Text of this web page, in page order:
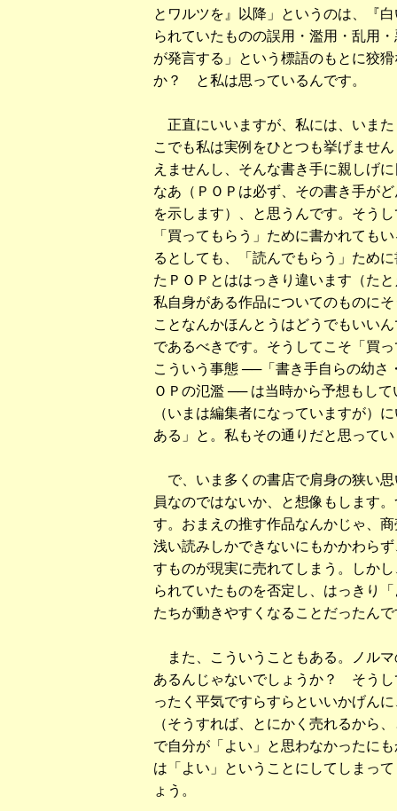
とワルツを』以降」というのは、『
られていたものの誤用・濫用・乱用
が発言する」という標語のもとに狡
か？ と私は思っているんです。
正直にいいますが、私には、いま
こでも私は実例をひとつも挙げませ
えませんし、そんな書き手に親しげ
なあ（ＰＯＰは必ず、その書き手が
を示します）、と思うんです。そう
「買ってもらう」ために書かれても
るとしても、「読んでもらう」ため
たＰＯＰとははっきり違います（た
私自身がある作品についてのものに
ことなんかほんとうはどうでもいい
であるべきです。そうしてこそ「買
こういう事態 ──「書き手自らの幼さ
ＯＰの氾濫 ── は当時から予想もし
（いまは編集者になっていますが）
ある」と。私もその通りだと思って
で、いま多くの書店で肩身の狭い
員なのではないか、と想像もします
す。おまえの推す作品なんかじゃ、
浅い読みしかできないにもかかわら
すものが現実に売れてしまう。しか
られていたものを否定し、はっきり
たちが動きやすくなることだったん
また、こういうこともある。ノル
あるんじゃないでしょうか？ そうし
ったく平気ですらすらといいかげん
（そうすれば、とにかく売れるか
で自分が「よい」と思わなかったに
は「よい」ということにしてしまっ
ょう。